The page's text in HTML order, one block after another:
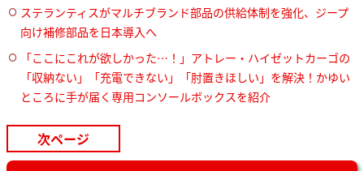
ステランティスがマルチブランド部品の供給体制を強化、ジープ
向け補修部品を日本導入へ
「ここにこれが欲しかった…！」アトレー・ハイゼットカーゴの
「収納ない」「充電できない」「肘置きほしい」を解決！かゆい
ところに手が届く専用コンソールボックスを紹介
次ページ